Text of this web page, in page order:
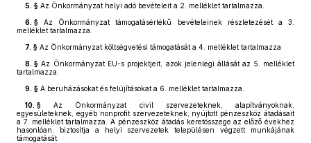
5. § Az Önkormányzat helyi adó bevételeit a 2. melléklet tartalmazza.
6. § Az Önkormányzat támogatásértékű bevételeinek részletezését a 3.
melléklet tartalmazza.
7. § Az Önkormányzat költségvetési támogatását a 4. melléklet tartalmazza
8. § Az Önkormányzat EU-s projektjeit, azok jelenlegi állását az 5. melléklet
tartalmazza.
9. § A beruházásokat és felújításokat a 6. melléklet tartalmazza.
10. § Az Önkormányzat civil szervezeteknek, alapítványoknak,
egyesületeknek, egyéb nonprofit szervezeteknek, nyújtott pénzeszköz átadásait
a 7. melléklet tartalmazza. A pénzeszköz átadás keretösszege az előző évekhez
hasonlóan, biztosítja a helyi szervezetek településen végzett munkájának
támogatását.